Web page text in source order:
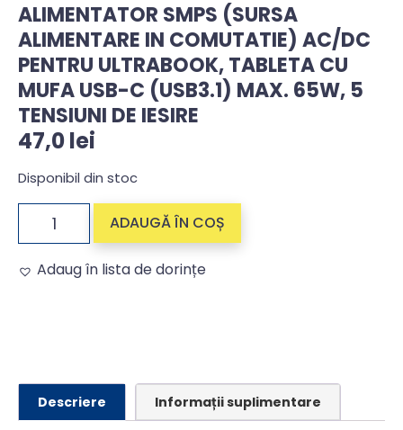
ALIMENTATOR SMPS (SURSA
ALIMENTARE IN COMUTATIE) AC/DC
PENTRU ULTRABOOK, TABLETA CU
MUFA USB-C (USB3.1) MAX. 65W, 5
TENSIUNI DE IESIRE
47,0lei
Disponibil din stoc
ADAUGĂ ÎN COȘ
Adaug în lista de dorințe
Descriere Informații suplimentare